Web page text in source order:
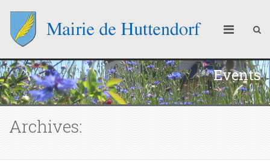
Events
Archives: